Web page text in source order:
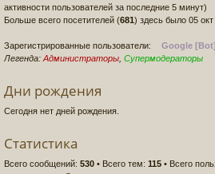
активности пользователей за последние 5 минут)
Больше всего посетителей (681) здесь было 05
Зарегистрированные пользователи:
Google [Bot]
Легенда: Администраторы Супермодераторы
Дни рождения
Сегодня нет дней рождения.
Статистика
Всего сообщений: 530 • Всего тем: 115 • Всего